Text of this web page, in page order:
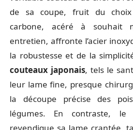
de sa coupe, fruit du choix
carbone, acéré à souhait
entretien, affronte l’acier
la robustesse et de la
couteaux japonais, tels le
leur lame fine, presque
la découpe précise des
légumes. En contraste, le